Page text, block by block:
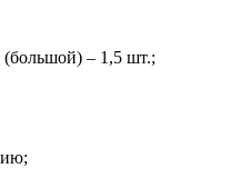
– 1,5 шт.;